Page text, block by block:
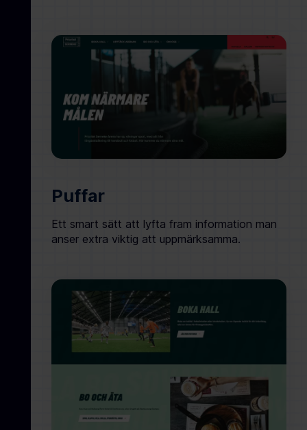
Puffar
Ett smart sätt att lyfta fram information man
anser extra viktig att uppmärksamma.